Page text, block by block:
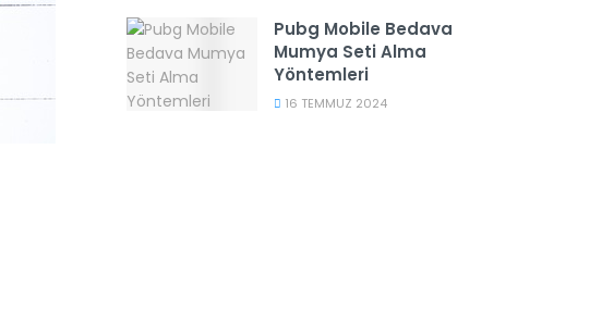
Pubg Mobile Bedava
Mumya Seti Alma
Yöntemleri
16 TEMMUZ 2024